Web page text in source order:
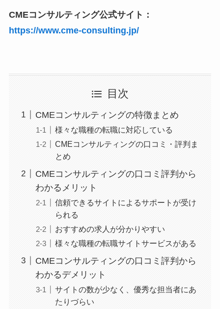
CMEコンサルティング公式サイト：
https://www.cme-consulting.jp/
目次
CMEコンサルティングの特徴まとめ
様々な職種の転職に対応している
CMEコンサルティングの口コミ・評判ま
とめ
CMEコンサルティングの口コミ評判から
わかるメリット
信頼できるサイトによるサポートが受け
られる
おすすめの求人が分かりやすい
様々な職種の転職サイトサービスがある
CMEコンサルティングの口コミ評判から
わかるデメリット
サイトの数が少なく、優秀な担当者にあ
たりづらい